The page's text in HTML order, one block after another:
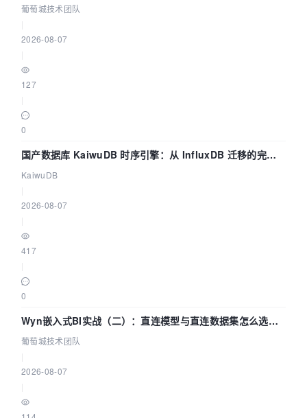
数联动全闭环
葡萄城技术团队
2026-08-07
127
0
国产数据库 KaiwuDB 时序引擎：从 InfluxDB 迁移的完整
技术路径
KaiwuDB
2026-08-07
417
0
Wyn嵌入式BI实战（二）：直连模型与直连数据集怎么选，
参数为什么不生效？| 葡萄城技术团队
葡萄城技术团队
2026-08-07